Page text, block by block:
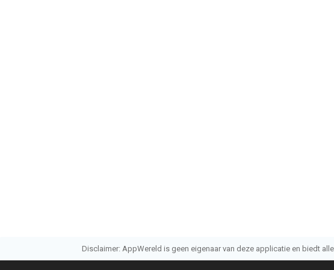
Disclaimer: AppWereld is geen eigenaar van deze applicatie en biedt